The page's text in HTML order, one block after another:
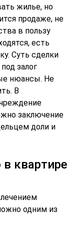
жилье, но
продаже, не
в пользу
есть
Суть сделки
залог
нюансы. Не
В
заключение
доли и
квартире
одним из